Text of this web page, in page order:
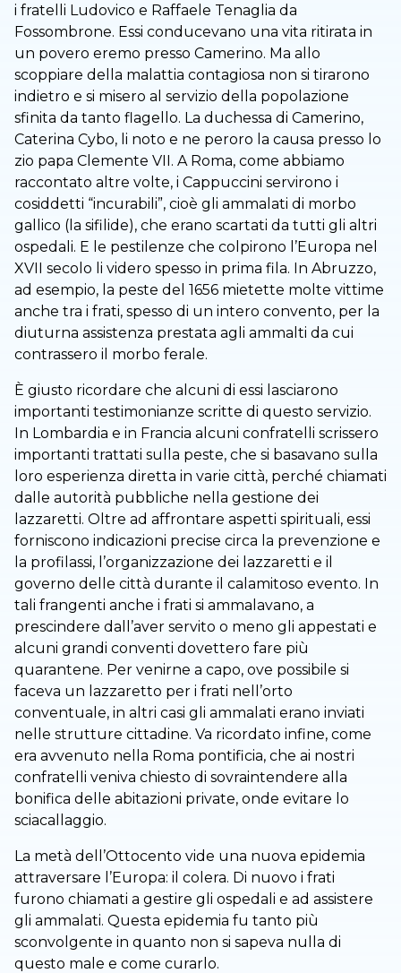
i fratelli Ludovico e Raffaele Tenaglia da
Fossombrone. Essi conducevano una vita ritirata in
un povero eremo presso Camerino. Ma allo
scoppiare della malattia contagiosa non si tirarono
indietro e si misero al servizio della popolazione
sfinita da tanto flagello. La duchessa di Camerino,
Caterina Cybo, li noto e ne peroro la causa presso lo
zio papa Clemente VII. A Roma, come abbiamo
raccontato altre volte, i Cappuccini servirono i
cosiddetti “incurabili”, cioè gli ammalati di morbo
gallico (la sifilide), che erano scartati da tutti gli altri
ospedali. E le pestilenze che colpirono l’Europa nel
XVII secolo li videro spesso in prima fila. In Abruzzo,
ad esempio, la peste del 1656 mietette molte vittime
anche tra i frati, spesso di un intero convento, per la
diuturna assistenza prestata agli ammalti da cui
contrassero il morbo ferale.
È giusto ricordare che alcuni di essi lasciarono
importanti testimonianze scritte di questo servizio.
In Lombardia e in Francia alcuni confratelli scrissero
importanti trattati sulla peste, che si basavano sulla
loro esperienza diretta in varie città, perché chiamati
dalle autorità pubbliche nella gestione dei
lazzaretti. Oltre ad affrontare aspetti spirituali, essi
forniscono indicazioni precise circa la prevenzione e
la profilassi, l’organizzazione dei lazzaretti e il
governo delle città durante il calamitoso evento. In
tali frangenti anche i frati si ammalavano, a
prescindere dall’aver servito o meno gli appestati e
alcuni grandi conventi dovettero fare più
quarantene. Per venirne a capo, ove possibile si
faceva un lazzaretto per i frati nell’orto
conventuale, in altri casi gli ammalati erano inviati
nelle strutture cittadine. Va ricordato infine, come
era avvenuto nella Roma pontificia, che ai nostri
confratelli veniva chiesto di sovraintendere alla
bonifica delle abitazioni private, onde evitare lo
sciacallaggio.
La metà dell’Ottocento vide una nuova epidemia
attraversare l’Europa: il colera. Di nuovo i frati
furono chiamati a gestire gli ospedali e ad assistere
gli ammalati. Questa epidemia fu tanto più
sconvolgente in quanto non si sapeva nulla di
questo male e come curarlo.